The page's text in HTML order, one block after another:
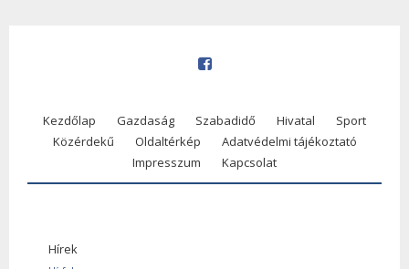
Kezdőlap Gazdaság Szabadidő Hivatal
Sport
Közérdekű
Oldaltérkép
Adatvédelmi tájékoztató
Impresszum
Kapcsolat
Hírek